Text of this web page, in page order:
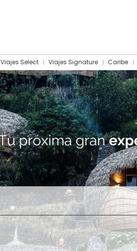
Viajes Select Viajes Signature Caribe
Hotel Traslados